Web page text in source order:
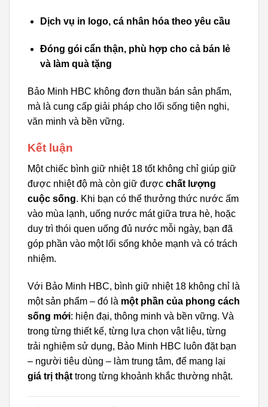
Dịch vụ in logo, cá nhân hóa theo yêu cầu
Đóng gói cẩn thận, phù hợp cho cả bán lẻ
và làm quà tặng
Bảo Minh HBC không đơn thuần bán sản phẩm,
mà là cung cấp giải pháp cho lối sống tiện nghi,
văn minh và bền vững.
Kết luận
Một chiếc bình giữ nhiệt 18 tốt không chỉ giúp giữ
được nhiệt độ mà còn giữ được chất lượng
cuộc sống. Khi bạn có thể thưởng thức nước ấm
vào mùa lạnh, uống nước mát giữa trưa hè, hoặc
duy trì thói quen uống đủ nước mỗi ngày, bạn đã
góp phần vào một lối sống khỏe mạnh và có trách
nhiệm.
Với Bảo Minh HBC, bình giữ nhiệt 18 không chỉ là
một sản phẩm – đó là một phần của phong cách
sống mới: hiện đại, thông minh và bền vững. Và
trong từng thiết kế, từng lựa chọn vật liệu, từng
trải nghiệm sử dụng, Bảo Minh HBC luôn đặt bạn
– người tiêu dùng – làm trung tâm, để mang lại
giá trị thật trong từng khoảnh khắc thường nhật.